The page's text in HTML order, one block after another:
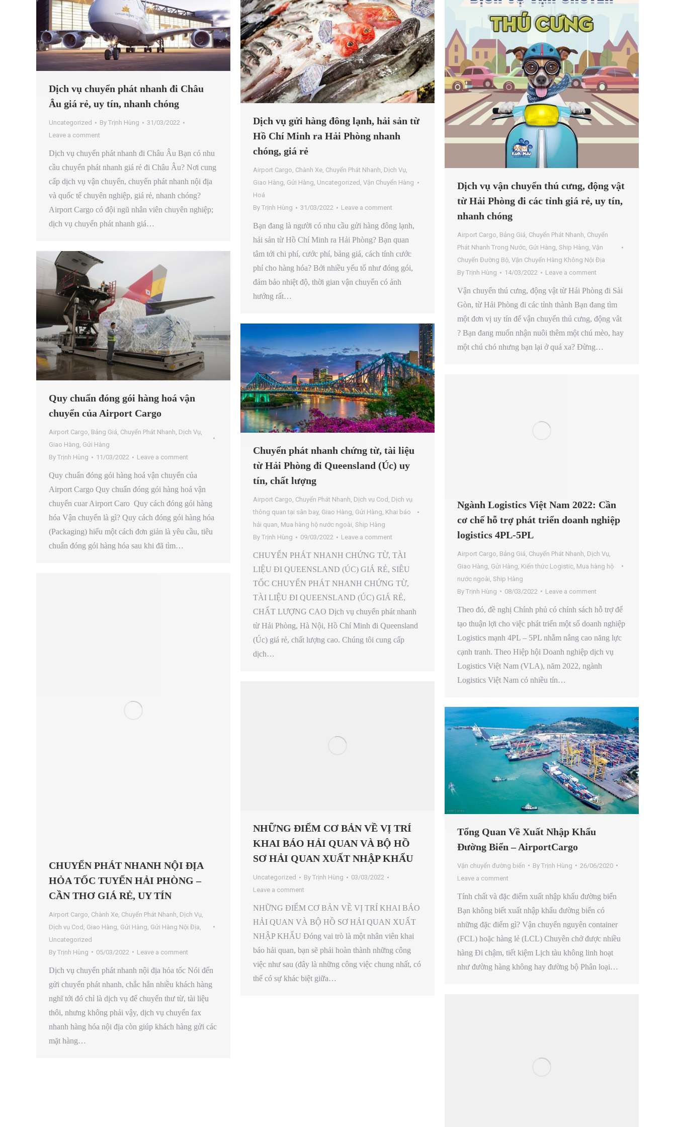
Dịch vụ chuyển phát nhanh đi Châu
Âu giá rẻ, uy tín, nhanh chóng
Uncategorized By Trịnh Hùng
31/03/2022
Leave a comment
Dịch vụ chuyển phát nhanh đi Châu Âu Bạn có nhu
cầu chuyển phát nhanh giá rẻ đi Châu Âu? Nơi cung
cấp dịch vụ vận chuyển, chuyển phát nhanh nội địa
và quốc tế chuyên nghiệp, giá rẻ, nhanh chóng?
Airport Cargo có đội ngũ nhân viên chuyên nghiệp;
dịch vụ chuyển phát nhanh giá…
Dịch vụ gửi hàng đông lạnh, hải sản từ
Hồ Chí Minh ra Hải Phòng nhanh
chóng, giá rẻ
Airport Cargo, Chành Xe, Chuyển Phát Nhanh, Dịch Vụ,
Giao Hàng, Gửi Hàng, Uncategorized , Vận Chuyển Hàng
Hoá
By Trịnh Hùng 31/03/2022 Leave a comment
Bạn đang là người có nhu cầu gửi hàng đông lạnh,
hải sản từ Hồ Chí Minh ra Hải Phòng? Bạn quan
tâm tới chi phí, cước phí, bảng giá, cách tính cước
phí cho hàng hóa? Bởi nhiều yếu tố như đóng gói,
đảm bảo nhiệt độ, thời gian vận chuyển có ảnh
hướng rất…
Dịch vụ vận chuyển thú cưng, động vật
từ Hải Phòng đi các tỉnh giá rẻ, uy tín,
nhanh chóng
Airport Cargo, Bảng Giá, Chuyển Phát Nhanh, Chuyển
Phát Nhanh Trong Nước, Gửi Hàng, Ship Hàng, Vận
Chuyển Đường Bộ, Vận Chuyển Hàng Không Nội Địa
By Trịnh Hùng 14/03/2022 Leave a comment
Vận chuyển thú cưng, động vật từ Hải Phòng đi Sài
Gòn, từ Hải Phòng đi các tỉnh thành Bạn đang tìm
một đơn vị uy tín để vận chuyển thú cưng, động vât
? Bạn đang muốn nhận nuôi thêm một chú mèo, hay
một chú chó nhưng bạn lại ở quá xa? Đừng…
Quy chuẩn đóng gói hàng hoá vận
chuyển của Airport Cargo
Airport Cargo, Bảng Giá, Chuyển Phát Nhanh, Dịch Vụ,
Giao Hàng, Gửi Hàng
By Trịnh Hùng 11/03/2022 Leave a comment
Quy chuẩn đóng gói hàng hoá vận chuyển của
Airport Cargo Quy chuẩn đóng gói hàng hoá vận
chuyển cuar Airport Caro Quy cách đóng gói hàng
hóa Vận chuyển là gì? Quy cách đóng gói hàng hóa
(Packaging) hiểu một cách đơn giản là yêu cầu, tiêu
chuẩn đóng gói hàng hóa sau khi đã tìm…
Chuyển phát nhanh chứng từ, tài liệu
từ Hải Phòng đi Queensland (Úc) uy
tín, chất lượng
Airport Cargo, Chuyển Phát Nhanh, Dịch vụ Cod , Dịch vụ
thông quan tại sân bay, Giao Hàng, Gửi Hàng, Khai báo
hải quan, Mua hàng hộ nước ngoài, Ship Hàng
By Trịnh Hùng 09/03/2022 Leave a comment
CHUYỂN PHÁT NHANH CHỨNG TỪ, TÀI
LIỆU ĐI QUEENSLAND (ÚC) GIÁ RẺ, SIÊU
TỐC CHUYỂN PHÁT NHANH CHỨNG TỪ,
TÀI LIỆU ĐI QUEENSLAND (ÚC) GIÁ RẺ,
CHẤT LƯỢNG CAO Dịch vụ chuyển phát nhanh
từ Hải Phòng, Hà Nội, Hồ Chí Minh đi Queensland
(Úc) giá rẻ, chất lượng cao. Chúng tôi cung cấp
dịch…
Ngành Logistics Việt Nam 2022: Cần
cơ chế hỗ trợ phát triển doanh nghiệp
logistics 4PL-5PL
Airport Cargo Bảng Giá Chuyển Phát Nhanh Dịch Vụ
Giao Hàng Gửi Hàng Kiến thức Logistic Mua hàng hộ
nước ngoài Ship Hàng
By Trịnh Hùng 08/03/2022 Leave a comment
Theo đó, đề nghị Chính phủ có chính sách hỗ trợ để
tạo thuận lợi cho việc phát triển một số doanh nghiệp
Logistics mạnh 4PL – 5PL nhằm nâng cao năng lực
cạnh tranh. Theo Hiệp hội Doanh nghiệp dịch vụ
Logistics Việt Nam (VLA), năm 2022, ngành
Logistics Việt Nam có nhiều tín…
CHUYỂN PHÁT NHANH NỘI ĐỊA
HỎA TỐC TUYẾN HẢI PHÒNG –
CẦN THƠ GIÁ RẺ, UY TÍN
Airport Cargo Chành Xe Chuyển Phát Nhanh Dịch Vụ
Dịch vụ Cod Giao Hàng Gửi Hàng Gửi Hàng Nội Địa
Uncategorized
By Trịnh Hùng 05/03/2022 Leave a comment
Dịch vụ chuyển phát nhanh nội địa hỏa tốc Nói đến
gửi chuyển phát nhanh, chắc hẳn nhiều khách hàng
nghĩ tới đó chỉ là dịch vụ để chuyển thư từ, tài liệu
thôi, nhưng không phải vậy, dịch vụ chuyển fax
nhanh hàng hóa nội địa còn giúp khách hàng gửi các
mặt hàng…
NHỮNG ĐIỂM CƠ BẢN VỀ VỊ TRÍ
KHAI BÁO HẢI QUAN VÀ BỘ HỒ
SƠ HẢI QUAN XUẤT NHẬP KHẨU
Uncategorized By Trịnh Hùng
03/03/2022
Leave a comment
NHỮNG ĐIỂM CƠ BẢN VỀ VỊ TRÍ KHAI BÁO
HẢI QUAN VÀ BỘ HỒ SƠ HẢI QUAN XUẤT
NHẬP KHẨU Đóng vai trò là một nhân viên khai
báo hải quan, bạn sẽ phải hoàn thành những công
việc như sau (đây là những công việc chung nhất, có
thể có sự khác biệt giữa…
Tổng Quan Về Xuất Nhập Khẩu
Đường Biển – AirportCargo
Vận chuyển đường biển By Trịnh Hùng
26/06/2020
Leave a comment
Tính chất và đặc điểm xuất nhập khẩu đường biển
Bạn không biết xuất nhập khẩu đường biển có
những đặc điểm gì? Vận chuyển nguyên container
(FCL) hoặc hàng lẻ (LCL) Chuyên chở được nhiều
hàng Đi chậm, tiết kiệm Lịch tàu không linh hoạt
như đường hàng không hay đường bộ Phân loại…